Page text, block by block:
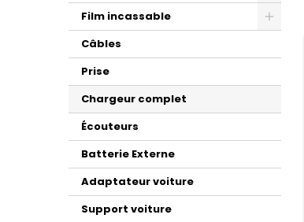
Film incassable
Câbles
Prise
Chargeur complet
Écouteurs
Batterie Externe
Adaptateur voiture
Support voiture